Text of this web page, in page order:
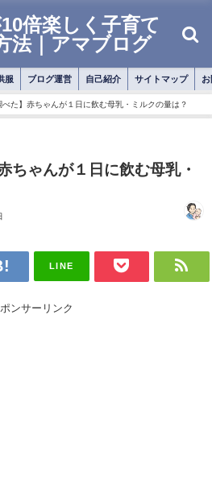
倍楽しく子育て
法｜アマブログ
服 ブログ運営 自己紹介 サイトマップ
べた】赤ちゃんが１日に飲む母乳・ミルクの量は？
ちゃんが１日に飲む母乳・
LINE
ンサーリンク